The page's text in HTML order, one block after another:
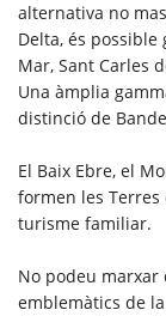
alternativa no
Delta, és
Mar, Sant Carles
Una àmplia
distinció de
El Baix Ebre, el
formen les
turisme familiar.
No podeu marxar
emblemàtics de